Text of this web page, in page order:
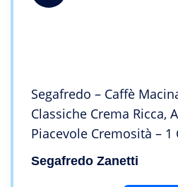
Segafredo – Caffè
Classiche Crema Ricca,
Piacevole Cremosità – 1
250g
Segafredo Zanetti